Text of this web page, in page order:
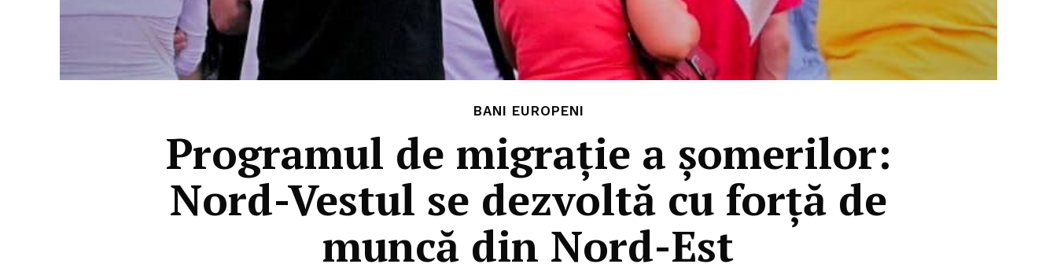
BANI EUROPENI
Programul de migrație a șomerilor:
Nord-Vestul se dezvoltă cu forță de
muncă din Nord-Est